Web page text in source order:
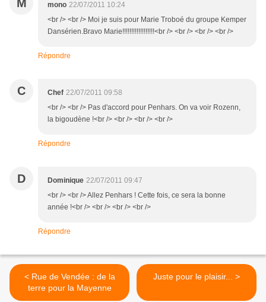
M mono 22/07/2011 10:24
<br /> <br /> Moi je suis pour Marie Troboé du groupe Kemper
Dansérien.Bravo Marie!!!!!!!!!!!!!!!!!!<br /> <br /> <br /> <br />
Répondre
C Chef 22/07/2011 09:58
<br /> <br /> Pas d'accord pour Penhars. On va voir Rozenn,
la bigoudène !<br /> <br /> <br /> <br />
Répondre
D Dominique 22/07/2011 09:47
<br /> <br /> Allez Penhars ! Cette fois, ce sera la bonne
année !<br /> <br /> <br /> <br />
Répondre
< Rue de Vendée : de la
terre pour la Mayenne
Juste pour le plaisir... >